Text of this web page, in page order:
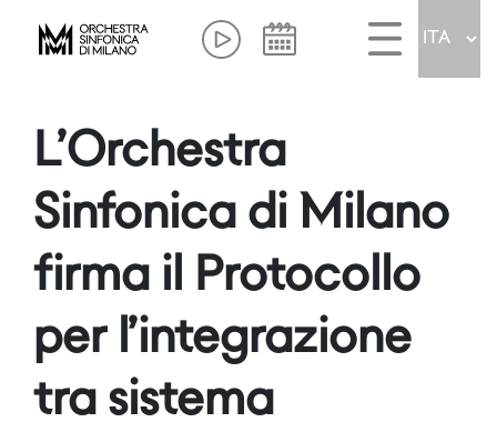
L’Orchestra
Sinfonica di Milano
firma il Protocollo
per l’integrazione
tra sistema